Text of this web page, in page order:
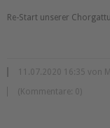
Re-Start unserer
11.07.2020 16:35 von
(Kommentare: 0)